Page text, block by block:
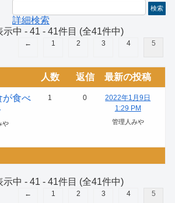
詳細検索
中 - 41 - 41件目 (全41件中)
← 1 2 3 4 5
人数 返信 最新の投稿
が食べ
や
1 0
2022年1月9日
1:29 PM
管理人みや
中 - 41 - 41件目 (全41件中)
← 1 2 3 4 5